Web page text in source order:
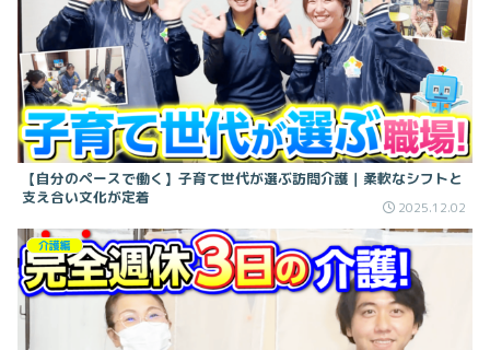
【自分のペースで働く】子育て世代が選ぶ訪問介護｜柔軟なシフトと
支え合い文化が定着
2025.12.02
介護編